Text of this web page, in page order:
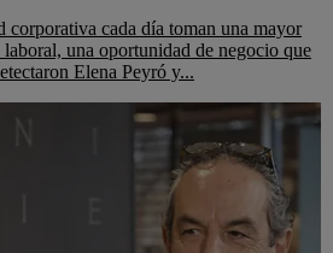
cada día toman una mayor
una oportunidad de negocio que
Elena Peyró y...